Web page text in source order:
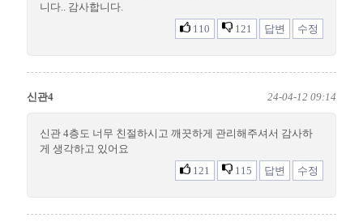
니다.. 감사합니다.
110
121 답변 수정
신관4 24-04-12 09:14
신관 4층도 너무 친절하시고 깨끗하게 관리해주셔서 감사하
게 생각하고 있어요
121
115 답변 수정